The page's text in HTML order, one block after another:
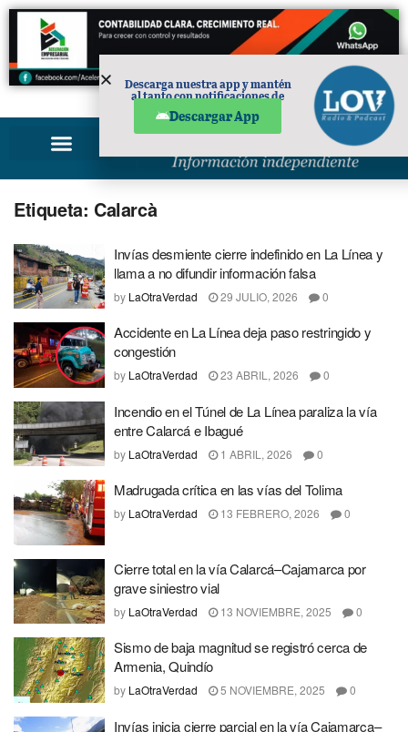
PUBLICIDAD
Etiqueta: Calarcà
Invías desmiente cierre indefinido en La Línea y
llama a no difundir información falsa
by LaOtraVerdad 29 JULIO, 2026 0
Accidente en La Línea deja paso restringido y
congestión
by LaOtraVerdad 23 ABRIL, 2026 0
Incendio en el Túnel de La Línea paraliza la vía
entre Calarcá e Ibagué
by LaOtraVerdad 1 ABRIL, 2026 0
Madrugada crítica en las vías del Tolima
by LaOtraVerdad 13 FEBRERO, 2026 0
Cierre total en la vía Calarcá–Cajamarca por
grave siniestro vial
by LaOtraVerdad 13 NOVIEMBRE, 2025 0
Sismo de baja magnitud se registró cerca de
Armenia, Quindío
by LaOtraVerdad 5 NOVIEMBRE, 2025 0
Invías inicia cierre parcial en la vía Cajamarca–
Descarga nuestra app y mantén
al tanto con notificaciones de
Descargar App